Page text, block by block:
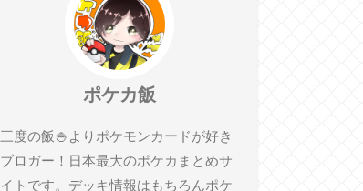
ポケカ飯
三度の飯🍚よりポケモンカードが好き
ブロガー！日本最大のポケカまとめサ
イトです。デッキ情報はもちろんポケ